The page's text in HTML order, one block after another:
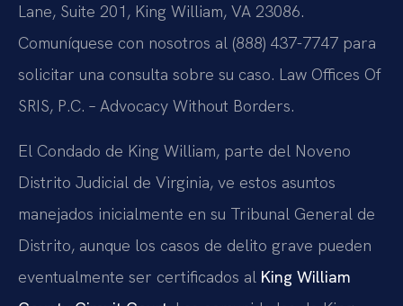
Lane, Suite 201, King William, VA 23086.
Comuníquese con nosotros al (888) 437-7747 para
solicitar una consulta sobre su caso. Law Offices Of
SRIS, P.C. – Advocacy Without Borders.
El Condado de King William, parte del Noveno
Distrito Judicial de Virginia, ve estos asuntos
manejados inicialmente en su Tribunal General de
Distrito, aunque los casos de delito grave pueden
eventualmente ser certificados al King William